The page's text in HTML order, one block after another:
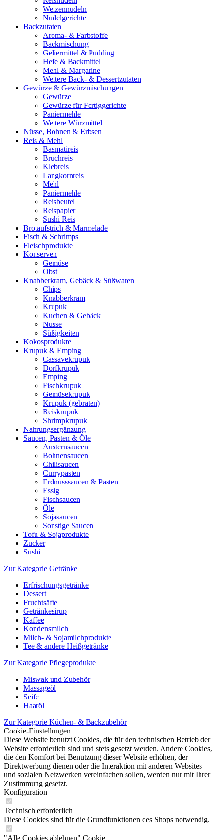
Weizennudeln
Nudelgerichte
Backzutaten
Aroma- & Farbstoffe
Backmischung
Geliermittel & Pudding
Hefe & Backmittel
Mehl & Margarine
Weitere Back- & Dessertzutaten
Gewürze & Gewürzmischungen
Gewürze
Gewürze für Fertiggerichte
Paniermehle
Weitere Würzmittel
Nüsse, Bohnen & Erbsen
Reis & Mehl
Basmatireis
Bruchreis
Klebreis
Langkornreis
Mehl
Paniermehle
Reisbeutel
Reispapier
Sushi Reis
Brotaufstrich & Marmelade
Fisch & Schrimps
Fleischprodukte
Konserven
Gemüse
Obst
Knabberkram, Gebäck & Süßwaren
Chips
Knabberkram
Krupuk
Kuchen & Gebäck
Nüsse
Süßigkeiten
Kokosprodukte
Krupuk & Emping
Cassavekrupuk
Dorfkrupuk
Emping
Fischkrupuk
Gemüsekrupuk
Krupuk (gebraten)
Reiskrupuk
Shrimpkrupuk
Nahrungsergänzung
Saucen, Pasten & Öle
Austernsaucen
Bohnensaucen
Chilisaucen
Currypasten
Erdnusssaucen & Pasten
Essig
Fischsaucen
Öle
Sojasaucen
Sonstige Saucen
Tofu & Sojaprodukte
Zucker
Sushi
Zur Kategorie Getränke
Erfrischungsgetränke
Dessert
Fruchtsäfte
Getränkesirup
Kaffee
Kondensmilch
Milch- & Sojamilchprodukte
Tee & andere Heißgetränke
Zur Kategorie Pflegeprodukte
Miswak und Zubehör
Massageöl
Seife
Haaröl
Zur Kategorie Küchen- & Backzubehör
Cookie-Einstellungen
Diese Website benutzt Cookies, die für den technischen Betrieb der
Website erforderlich sind und stets gesetzt werden. Andere Cookies,
die den Komfort bei Benutzung dieser Website erhöhen, der
Direktwerbung dienen oder die Interaktion mit anderen Websites
und sozialen Netzwerken vereinfachen sollen, werden nur mit Ihrer
Zustimmung gesetzt.
Konfiguration
Technisch erforderlich
Diese Cookies sind für die Grundfunktionen des Shops notwendig.
"Alle Cookies ablehnen" Cookie